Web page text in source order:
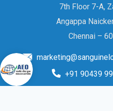
7th Floor 7-A,
Angappa
Chennai –
+91 90439